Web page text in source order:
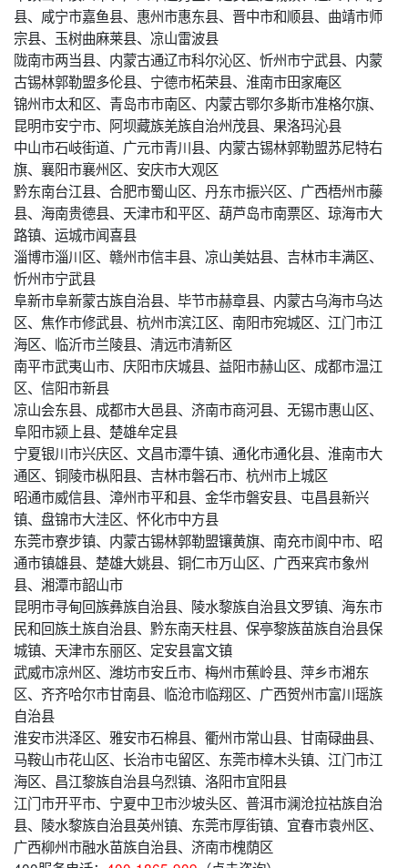
县、咸宁市嘉鱼县、惠州市惠东县、晋中市和顺县、曲靖市师
宗县、玉树曲麻莱县、凉山雷波县
陇南市两当县、内蒙古通辽市科尔沁区、忻州市宁武县、内蒙
古锡林郭勒盟多伦县、宁德市柘荣县、淮南市田家庵区
锦州市太和区、青岛市市南区、内蒙古鄂尔多斯市准格尔旗、
昆明市安宁市、阿坝藏族羌族自治州茂县、果洛玛沁县
中山市石岐街道、广元市青川县、内蒙古锡林郭勒盟苏尼特右
旗、襄阳市襄州区、安庆市大观区
黔东南台江县、合肥市蜀山区、丹东市振兴区、广西梧州市藤
县、海南贵德县、天津市和平区、葫芦岛市南票区、琼海市大
路镇、运城市闻喜县
淄博市淄川区、赣州市信丰县、凉山美姑县、吉林市丰满区、
忻州市宁武县
阜新市阜新蒙古族自治县、毕节市赫章县、内蒙古乌海市乌达
区、焦作市修武县、杭州市滨江区、南阳市宛城区、江门市江
海区、临沂市兰陵县、清远市清新区
南平市武夷山市、庆阳市庆城县、益阳市赫山区、成都市温江
区、信阳市新县
凉山会东县、成都市大邑县、济南市商河县、无锡市惠山区、
阜阳市颍上县、楚雄牟定县
宁夏银川市兴庆区、文昌市潭牛镇、通化市通化县、淮南市大
通区、铜陵市枞阳县、吉林市磐石市、杭州市上城区
昭通市威信县、漳州市平和县、金华市磐安县、屯昌县新兴
镇、盘锦市大洼区、怀化市中方县
东莞市寮步镇、内蒙古锡林郭勒盟镶黄旗、南充市阆中市、昭
通市镇雄县、楚雄大姚县、铜仁市万山区、广西来宾市象州
县、湘潭市韶山市
昆明市寻甸回族彝族自治县、陵水黎族自治县文罗镇、海东市
民和回族土族自治县、黔东南天柱县、保亭黎族苗族自治县保
城镇、天津市东丽区、定安县富文镇
武威市凉州区、潍坊市安丘市、梅州市蕉岭县、萍乡市湘东
区、齐齐哈尔市甘南县、临沧市临翔区、广西贺州市富川瑶族
自治县
淮安市洪泽区、雅安市石棉县、衢州市常山县、甘南碌曲县、
马鞍山市花山区、长治市屯留区、东莞市樟木头镇、江门市江
海区、昌江黎族自治县乌烈镇、洛阳市宜阳县
江门市开平市、宁夏中卫市沙坡头区、普洱市澜沧拉祜族自治
县、陵水黎族自治县英州镇、东莞市厚街镇、宜春市袁州区、
广西柳州市融水苗族自治县、济南市槐荫区